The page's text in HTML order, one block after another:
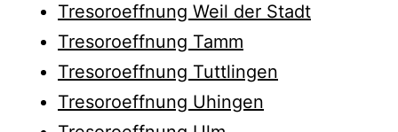
Tresoroeffnung Weil der Stadt
Tresoroeffnung Tamm
Tresoroeffnung Tuttlingen
Tresoroeffnung Uhingen